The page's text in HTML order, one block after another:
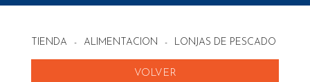
TIENDA - ALIMENTACION - LONJAS DE PESCADO EN
VOLVER